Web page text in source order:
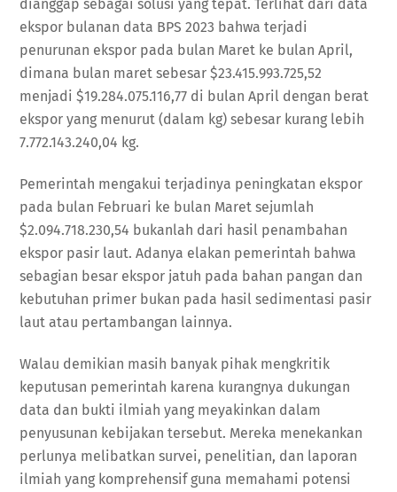
dianggap sebagai solusi yang tepat. Terlihat dari data
ekspor bulanan data BPS 2023 bahwa terjadi
penurunan ekspor pada bulan Maret ke bulan April,
dimana bulan maret sebesar $23.415.993.725,52
menjadi $19.284.075.116,77 di bulan April dengan berat
ekspor yang menurut (dalam kg) sebesar kurang lebih
7.772.143.240,04 kg.
Pemerintah mengakui terjadinya peningkatan ekspor
pada bulan Februari ke bulan Maret sejumlah
$2.094.718.230,54 bukanlah dari hasil penambahan
ekspor pasir laut. Adanya elakan pemerintah bahwa
sebagian besar ekspor jatuh pada bahan pangan dan
kebutuhan primer bukan pada hasil sedimentasi pasir
laut atau pertambangan lainnya.
Walau demikian masih banyak pihak mengkritik
keputusan pemerintah karena kurangnya dukungan
data dan bukti ilmiah yang meyakinkan dalam
penyusunan kebijakan tersebut. Mereka menekankan
perlunya melibatkan survei, penelitian, dan laporan
ilmiah yang komprehensif guna memahami potensi